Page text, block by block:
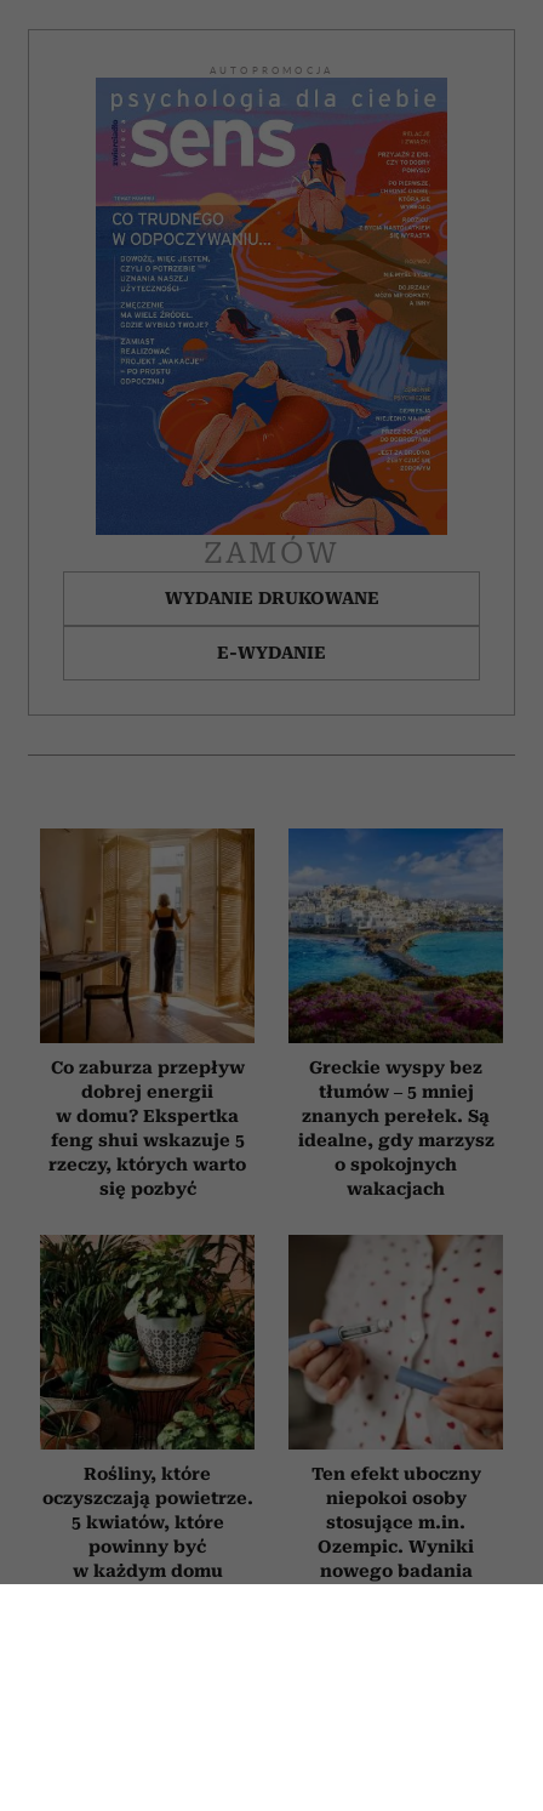
AUTOPROMOCJA
ZAMÓW
WYDANIE DRUKOWANE
E-WYDANIE
Co zaburza przepływ
dobrej energii
w domu? Ekspertka
feng shui wskazuje 5
rzeczy, których warto
się pozbyć
Greckie wyspy bez
tłumów – 5 mniej
znanych perełek. Są
idealne, gdy marzysz
o spokojnych
wakacjach
Rośliny, które
oczyszczają powietrze.
5 kwiatów, które
powinny być
w każdym domu
Ten efekt uboczny
niepokoi osoby
stosujące m.in.
Ozempic. Wyniki
nowego badania